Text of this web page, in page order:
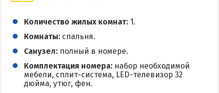
Количество жилых комнат: 1.
Комнаты: спальня.
Санузел: полный в номере.
Комплектация номера: набор необходимой
мебели, сплит-система, LED-телевизор 32
дюйма, утюг, фен.